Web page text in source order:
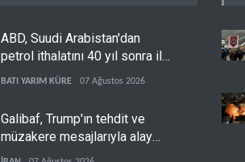
ABD, Suudi Arabistan'dan
petrol ithalatını 40 yıl sonra ilk
kez durdurdu
BATI YARIM KÜRE 07 Ağustos 2026
Galibaf, Trump'ın tehdit ve
müzakere mesajlarıyla alay
etti